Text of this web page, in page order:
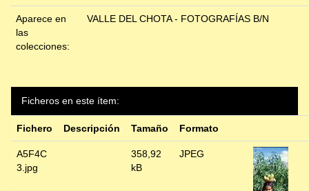
Aparece en
las
colecciones:
VALLE DEL CHOTA - FOTOGRAFÍAS B/N
Ficheros en este ítem:
Fichero Descripción Tamaño Formato
A5F4C
3.jpg
358,92
kB
JPEG